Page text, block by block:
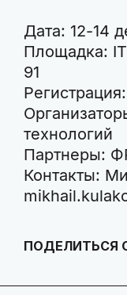
Дата: 12-14
Площадка:
91
технологий
Партнеры:
Контакты:
ПОДЕЛИТЬСЯ